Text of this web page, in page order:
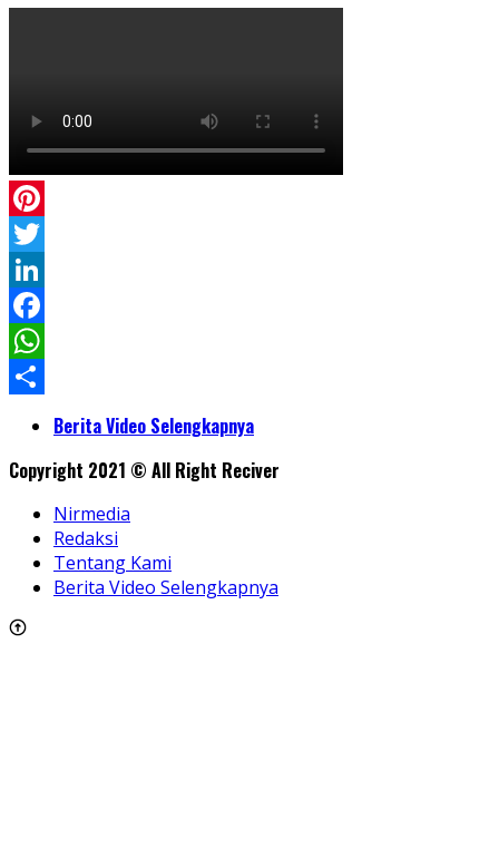
Pinterest
Twitter
LinkedIn
Facebook
WhatsApp
ShareBerita Video Selengkapnya
Copyright 2021 © All Right Reciver
Nirmedia
Redaksi
Tentang Kami
Berita Video Selengkapnya